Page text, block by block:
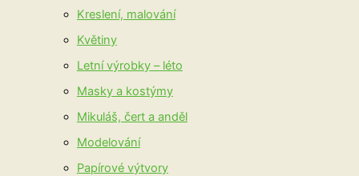
Kreslení, malování
Květiny
Letní výrobky – léto
Masky a kostýmy
Mikuláš, čert a anděl
Modelování
Papírové výtvory